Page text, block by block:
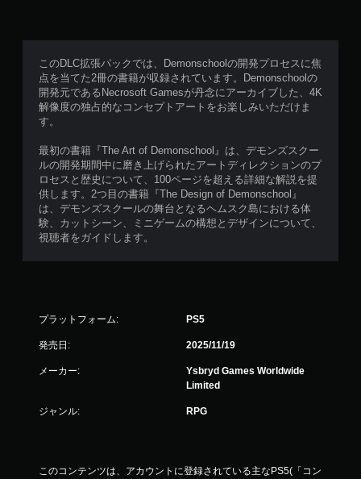
このDLC拡張パックでは、Demonschoolの開発プロセスに焦
点を当てた2冊の書籍が収録されています。Demonschoolの
開発元であるNecrosoft Gamesが丹念にアーカイブした、4K
解像度の独占的なコンセプトアートをお楽しみいただけま
す。
最初の書籍『The Art of Demonschool』は、デモンズスクー
ルの開発期間中に磨き上げられたアートディレクションのプ
ロセスと歴史について、100ページを超える詳細な解説を提
供します。2つ目の書籍『The Design of Demonschool』
は、デモンズスクールの舞台となるヘムスク島における体
験、カットシーン、ミニゲームの構想とデザインについて、
視聴者をガイドします。
プラットフォーム: PS5
発売日: 2025/11/19
メーカー:
Ysbryd Games Worldwide
Limited
ジャンル: RPG
このコンテンツは、アカウントに登録されている主なPS5(「コン